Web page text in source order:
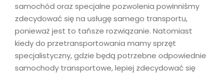
samochód oraz specjalne pozwolenia powinniśmy
zdecydować się na usługę samego transportu,
ponieważ jest to tańsze rozwiązanie. Natomiast
kiedy do przetransportowania mamy sprzęt
specjalistyczny, gdzie będą potrzebne odpowiednie
samochody transportowe, lepiej zdecydować się